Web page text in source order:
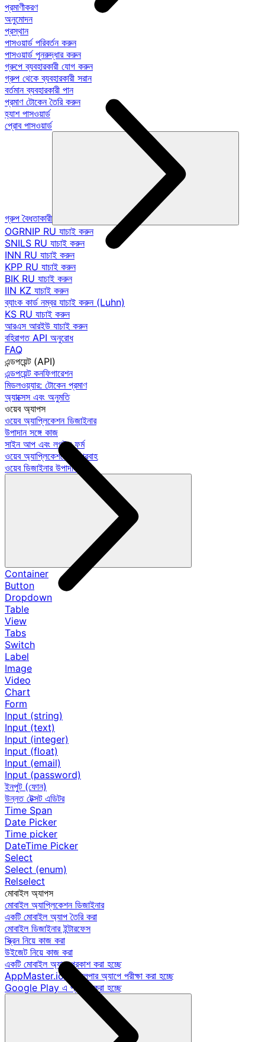
প্রমাণীকরণ
অনুমোদন
প্রস্থান
পাসওয়ার্ড পরিবর্তন করুন
পাসওয়ার্ড পুনরুদ্ধার করুন
গ্রুপে ব্যবহারকারী যোগ করুন
গ্রুপ থেকে ব্যবহারকারী সরান
বর্তমান ব্যবহারকারী পান
প্রমাণ টোকেন তৈরি করুন
হ্যাশ পাসওয়ার্ড
প্রোব পাসওয়ার্ড
গ্রুপ বৈধতাকারী
OGRNIP RU যাচাই করুন
SNILS RU যাচাই করুন
INN RU যাচাই করুন
KPP RU যাচাই করুন
BIK RU যাচাই করুন
IIN KZ যাচাই করুন
ব্যাংক কার্ড নম্বর যাচাই করুন (Luhn)
KS RU যাচাই করুন
আরএস আরইউ যাচাই করুন
বহিরাগত API অনুরোধ
FAQ
এন্ডপয়েন্ট (API)
এন্ডপয়েন্ট কনফিগারেশন
মিডলওয়্যার: টোকেন প্রমাণ
অ্যাক্সেস এবং অনুমতি
ওয়েব অ্যাপস
ওয়েব অ্যাপ্লিকেশন ডিজাইনার
উপাদান সঙ্গে কাজ
সাইন আপ এবং লগইন ফর্ম
ওয়েব অ্যাপ্লিকেশনে কর্মপ্রবাহ
ওয়েব ডিজাইনার উপাদান
Container
Button
Dropdown
Table
View
Tabs
Switch
Label
Image
Video
Chart
Form
Input (string)
Input (text)
Input (integer)
Input (float)
Input (email)
Input (password)
ইনপুট (ফোন)
উন্নত টেক্সট এডিটর
Time Span
Date Picker
Time picker
DateTime Picker
Select
Select (enum)
Relselect
মোবাইল অ্যাপস
মোবাইল অ্যাপ্লিকেশন ডিজাইনার
একটি মোবাইল অ্যাপ তৈরি করা
মোবাইল ডিজাইনার ইন্টারফেস
স্ক্রিন নিয়ে কাজ করা
উইজেট নিয়ে কাজ করা
একটি মোবাইল অ্যাপ প্রকাশ করা হচ্ছে
AppMaster.io ডেভেলপার অ্যাপে পরীক্ষা করা হচ্ছে
Google Play এ প্রকাশ করা হচ্ছে